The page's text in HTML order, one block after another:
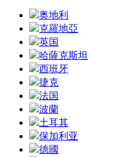
奥地利
克羅地亞
英国
哈薩克斯坦
西班牙
捷克
法国
波蘭
土耳其
保加利亚
德國